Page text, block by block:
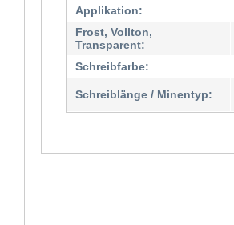
Applikation:
Frost, Vollton,
Transparent:
Schreibfarbe:
Schreiblänge / Minentyp: